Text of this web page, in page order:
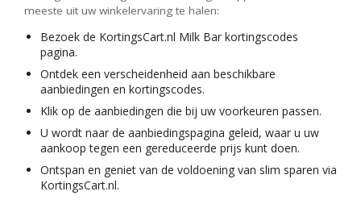
meeste uit uw winkelervaring te halen:
Bezoek de KortingsCart.nl Milk Bar kortingscodes
pagina.
Ontdek een verscheidenheid aan beschikbare
aanbiedingen en kortingscodes.
Klik op de aanbiedingen die bij uw voorkeuren passen.
U wordt naar de aanbiedingspagina geleid, waar u uw
aankoop tegen een gereduceerde prijs kunt doen.
Ontspan en geniet van de voldoening van slim sparen via
KortingsCart.nl.